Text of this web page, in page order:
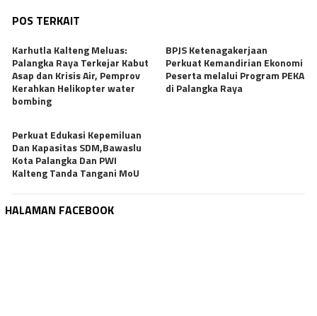
POS TERKAIT
Karhutla Kalteng Meluas:
Palangka Raya Terkejar Kabut
Asap dan Krisis Air, Pemprov
Kerahkan Helikopter water
bombing
BPJS Ketenagakerjaan
Perkuat Kemandirian Ekonomi
Peserta melalui Program PEKA
di Palangka Raya
Perkuat Edukasi Kepemiluan
Dan Kapasitas SDM,Bawaslu
Kota Palangka Dan PWI
Kalteng Tanda Tangani MoU
HALAMAN FACEBOOK